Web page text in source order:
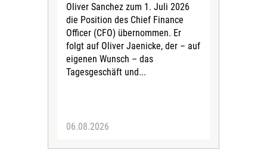
Oliver Sanchez zum 1. Juli 2026
die Position des Chief Finance
Officer (CFO) übernommen. Er
folgt auf Oliver Jaenicke, der – auf
eigenen Wunsch – das
Tagesgeschäft und...
06.08.2026